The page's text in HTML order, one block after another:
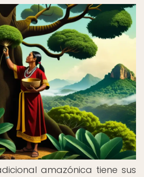
amazónica tiene sus